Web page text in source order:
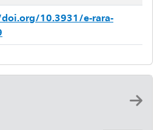
10.3931/e-rara-